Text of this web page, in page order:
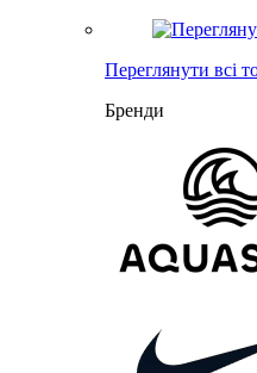
Переглянути всі
Бренди